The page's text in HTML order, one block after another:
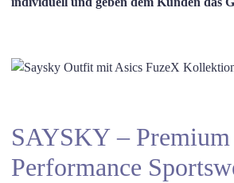
SAYSKY – Premium
Performance